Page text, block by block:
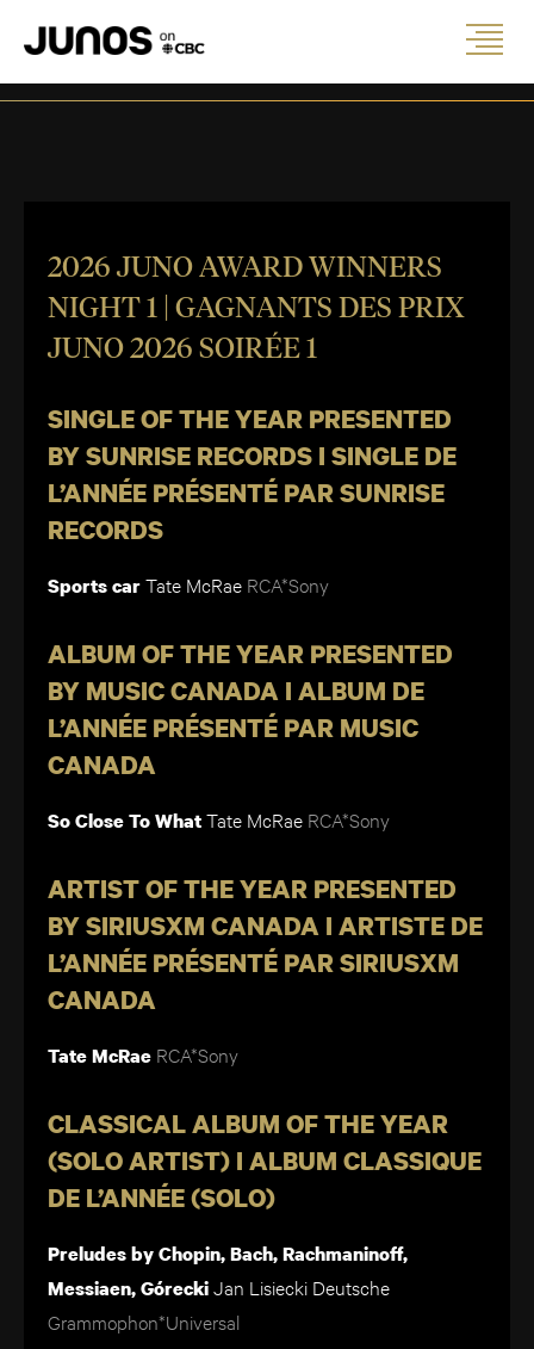
2026 JUNO AWARD WINNERS
NIGHT 1 | GAGNANTS DES PRIX
JUNO 2026 SOIRÉE 1
SINGLE OF THE YEAR PRESENTED
BY SUNRISE RECORDS I SINGLE DE
L’ANNÉE PRÉSENTÉ PAR SUNRISE
RECORDS
Sports carTate McRae RCA*Sony
ALBUM OF THE YEAR PRESENTED
BY MUSIC CANADA I ALBUM DE
L’ANNÉE PRÉSENTÉ PAR MUSIC
CANADA
So Close To WhatTate McRae RCA*Sony
ARTIST OF THE YEAR PRESENTED
BY SIRIUSXM CANADA I ARTISTE DE
L’ANNÉE PRÉSENTÉ PAR SIRIUSXM
CANADA
Tate McRae RCA*Sony
CLASSICAL ALBUM OF THE YEAR
(SOLO ARTIST) I ALBUM CLASSIQUE
DE L’ANNÉE (SOLO)
Preludes by Chopin, Bach, Rachmaninoff,
Messiaen, GóreckiJan Lisiecki Deutsche
Grammophon*Universal